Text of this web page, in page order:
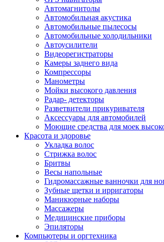
Автомагнитолы
Автомобильная акустика
Автомобильные пылесосы
Автомобильные холодильники
Автоусилители
Видеорегистраторы
Камеры заднего вида
Компрессоры
Манометры
Мойки высокого давления
Радар- детекторы
Разветвители прикуривателя
Аксессуары для автомобилей
Моющие средства для моек
Красота и здоровье
Укладка волос
Стрижка волос
Бритвы
Весы напольные
Гидромассажные ванночки для
Зубные щетки и ирригаторы
Маникюрные наборы
Массажеры
Медицинские приборы
Эпиляторы
Компьютеры и оргтехника